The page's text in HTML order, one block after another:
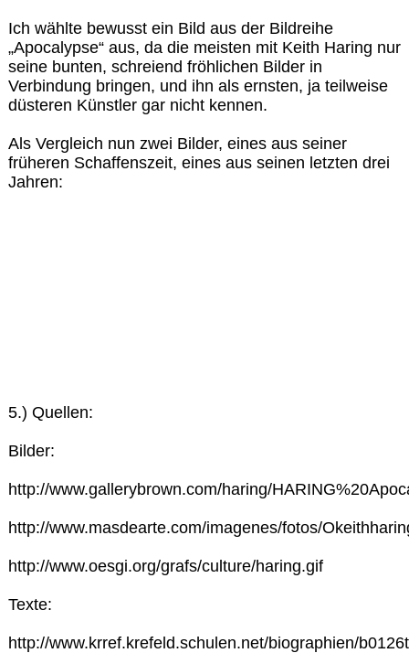
Ich wählte bewusst ein Bild aus der Bildreihe
„Apocalypse“ aus, da die meisten mit Keith Haring nur
seine bunten, schreiend fröhlichen Bilder in
Verbindung bringen, und ihn als ernsten, ja teilweise
düsteren Künstler gar nicht kennen.
Als Vergleich nun zwei Bilder, eines aus seiner
früheren Schaffenszeit, eines aus seinen letzten drei
Jahren:
5.) Quellen:
Bilder:
http://www.gallerybrown.com/haring/
http://www.masdearte.com/imagenes/fotos/
http://www.oesgi.org/grafs/culture/haring.gif
Texte:
http://www.krref.krefeld.schulen.net/biographien/